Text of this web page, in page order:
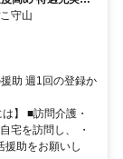
守山
助 週1回の登録か
】 ■訪問介護・
宅を訪問し、 ・
援助をお願いし